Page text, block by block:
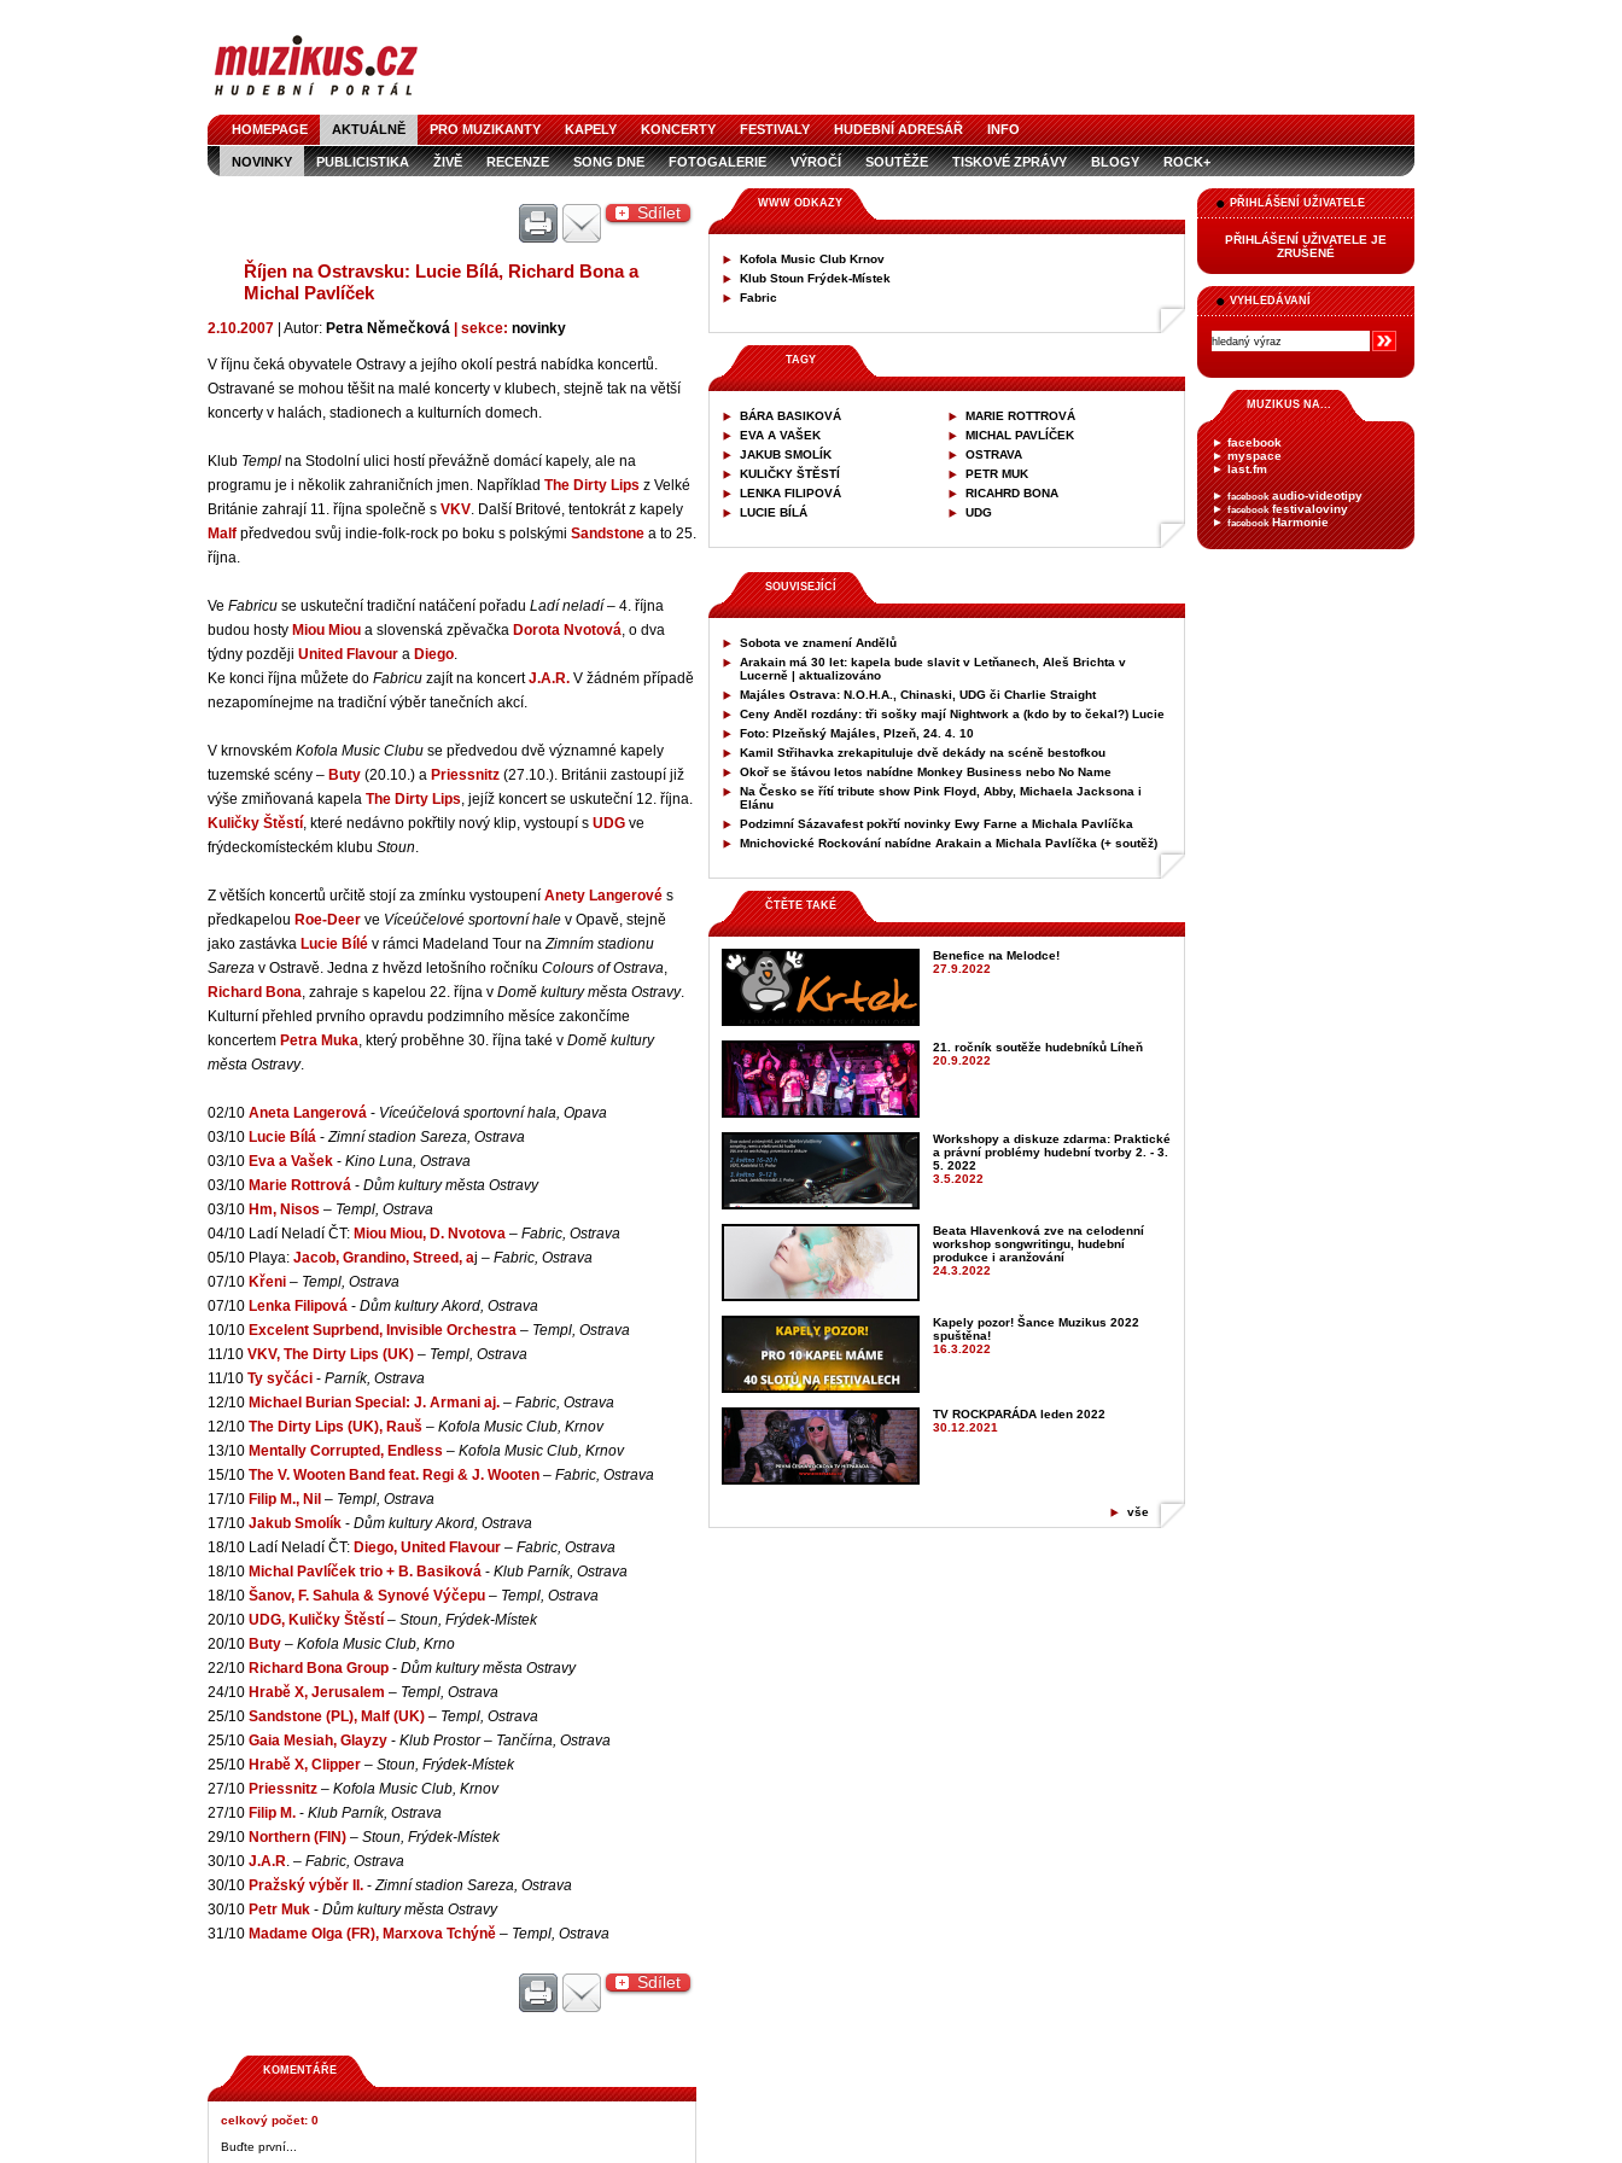
HOMEPAGE AKTUÁLNĚ PRO MUZIKANTY KAPELY KONCERTY FESTIVALY HUDEBNÍ ADRESÁŘ INFO
NOVINKY PUBLICISTIKA ŽIVĚ RECENZE SONG DNE FOTOGALERIE VÝROČÍ SOUTĚŽE TISKOVÉ ZPRÁVY BLOGY ROCK+
PŘIHLÁŠENÍ UŽIVATELE
PŘIHLÁŠENÍ UŽIVATELE JE
ZRUŠENÉ
VYHLEDÁVANÍ
MUZIKUS NA...
►facebook
►myspace
►last.fm
►facebookaudio-videotipy
►facebookfestivaloviny
►facebookHarmonie
Sdílet
Říjen na Ostravsku: Lucie Bílá, Richard Bona a
Michal Pavlíček
2.10.2007 | Autor: Petra Němečková | sekce: novinky
V říjnu čeká obyvatele Ostravy a jejího okolí pestrá nabídka koncertů.
Ostravané se mohou těšit na malé koncerty v klubech, stejně tak na větší
koncerty v halách, stadionech a kulturních domech.
Klub Templ na Stodolní ulici hostí převážně domácí kapely, ale na
programu je i několik zahraničních jmen. Například The Dirty Lips z Velké
Británie zahrají 11. října společně s VKV . Další Britové, tentokrát z kapely
Malf předvedou svůj indie-folk-rock po boku s polskými Sandstone a to 25.
října.
Ve Fabricu se uskuteční tradiční natáčení pořadu Ladí neladí– 4. října
budou hosty Miou Miou a slovenská zpěvačka Dorota Nvotová , o dva
týdny později United Flavour a Diego
Ke konci října můžete do Fabricu zajít na koncertJ.A.R. V žádném případě
nezapomínejme na tradiční výběr tanečních akcí.
V krnovském Kofola Music Clubu se předvedou dvě významné kapely
tuzemské scény – Buty (20.10.) a Priessnitz (27.10.). Británii zastoupí již
výše zmiňovaná kapela The Dirty Lips , jejíž koncert se uskuteční 12. října.
Kuličky Štěstí , které nedávno pokřtily nový klip, vystoupí s UDG ve
frýdeckomísteckém klubu Stoun
Z větších koncertů určitě stojí za zmínku vystoupení Anety Langerové s
předkapelou Roe-Deer ve Víceúčelové sportovní hale v Opavě, stejně
jako zastávka Lucie Bílé v rámci Madeland Tour na Zimním stadionu
Sareza v Ostravě. Jedna z hvězd letošního ročníku Colours of Ostrava
Richard Bona , zahraje s kapelou 22. října v Domě kultury města Ostravy.
Kulturní přehled prvního opravdu podzimního měsíce zakončíme
koncertem Petra Muka , který proběhne 30. října také v Domě kultury
města Ostravy.
02/10 Aneta Langerová - Víceúčelová sportovní hala, Opava
03/10 Lucie Bílá - Zimní stadion Sareza, Ostrava
03/10 Eva a Vašek - Kino Luna, Ostrava
03/10 Marie Rottrová - Dům kultury města Ostravy
03/10 Hm, Nisos – Templ, Ostrava
04/10 Ladí Neladí ČT: Miou Miou, D. Nvotova – Fabric, Ostrava
05/10 Playa: Jacob, Grandino, Streed, aj – Fabric, Ostrava
07/10 Křeni – Templ, Ostrava
07/10 Lenka Filipová - Dům kultury Akord, Ostrava
10/10 Excelent Suprbend, Invisible Orchestra – Templ, Ostrava
11/10 VKV, The Dirty Lips (UK) – Templ, Ostrava
11/10 Ty syčáci - Parník, Ostrava
12/10 Michael Burian Special: J. Armani aj. – Fabric, Ostrava
12/10 The Dirty Lips (UK), Rauš – Kofola Music Club, Krnov
13/10 Mentally Corrupted, Endless – Kofola Music Club, Krnov
15/10 The V. Wooten Band feat. Regi & J. Wooten – Fabric, Ostrava
17/10 Filip M., Nil – Templ, Ostrava
17/10 Jakub Smolík - Dům kultury Akord, Ostrava
18/10 Ladí Neladí ČT: Diego, United Flavour – Fabric, Ostrava
18/10 Michal Pavlíček trio + B. Basiková - Klub Parník, Ostrava
18/10 Šanov, F. Sahula & Synové Výčepu – Templ, Ostrava
20/10 UDG, Kuličky Štěstí – Stoun, Frýdek-Místek
20/10 Buty – Kofola Music Club, Krno
22/10 Richard Bona Group - Dům kultury města Ostravy
24/10 Hrabě X, Jerusalem – Templ, Ostrava
25/10 Sandstone (PL), Malf (UK) – Templ, Ostrava
25/10 Gaia Mesiah, Glayzy - Klub Prostor – Tančírna, Ostrava
25/10 Hrabě X, Clipper – Stoun, Frýdek-Místek
27/10 Priessnitz – Kofola Music Club, Krnov
27/10 Filip M. - Klub Parník, Ostrava
29/10 Northern (FIN) – Stoun, Frýdek-Místek
30/10 J.A.R . – Fabric, Ostrava
30/10 Pražský výběr II. - Zimní stadion Sareza, Ostrava
30/10 Petr Muk - Dům kultury města Ostravy
31/10 Madame Olga (FR), Marxova Tchýně – Templ, Ostrava
Sdílet
KOMENTÁŘE
celkový počet: 0
Buďte první...
WWW ODKAZY
Kofola Music Club Krnov
Klub Stoun Frýdek-Místek
Fabric
TAGY
BÁRA BASIKOVÁ
EVA A VAŠEK
JAKUB SMOLÍK
KULIČKY ŠTĚSTÍ
LENKA FILIPOVÁ
LUCIE BÍLÁ
MARIE ROTTROVÁ
MICHAL PAVLÍČEK
OSTRAVA
PETR MUK
RICAHRD BONA
UDG
SOUVISEJÍCÍ
Sobota ve znamení Andělů
Arakain má 30 let: kapela bude slavit v Letňanech, Aleš Brichta v
Lucerně | aktualizováno
Majáles Ostrava: N.O.H.A., Chinaski, UDG či Charlie Straight
Ceny Anděl rozdány: tři sošky mají Nightwork a (kdo by to čekal?) Lucie
Foto: Plzeňský Majáles, Plzeň, 24. 4. 10
Kamil Střihavka zrekapituluje dvě dekády na scéně bestofkou
Okoř se štávou letos nabídne Monkey Business nebo No Name
Na Česko se řítí tribute show Pink Floyd, Abby, Michaela Jacksona i
Elánu
Podzimní Sázavafest pokřtí novinky Ewy Farne a Michala Pavlíčka
Mnichovické Rockování nabídne Arakain a Michala Pavlíčka (+ soutěž)
ČTĚTE TAKÉ
Benefice na Melodce!
27.9.2022
21. ročník soutěže hudebníků Líheň
20.9.2022
Workshopy a diskuze zdarma: Praktické
a právní problémy hudební tvorby 2. - 3.
5. 2022
3.5.2022
Beata Hlavenková zve na celodenní
workshop songwritingu, hudební
produkce i aranžování
24.3.2022
Kapely pozor! Šance Muzikus 2022
spuštěna!
16.3.2022
TV ROCKPARÁDA leden 2022
30.12.2021
vše